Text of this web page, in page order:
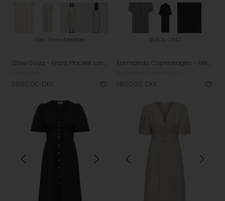
Fås i flere størrelser
Stine Goya - Front Placket Long Kjole - Sakura Check Pink
2.500,00 DKK
BLACK, ONES
Karmamia Copenhagen - Nikki Long Kimono - Black
1.800,00 DKK